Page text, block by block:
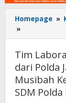
Homepage »
»
Forensik
Mabes
Polri
dari
Polda
Tim
dari Polda
Musibah
SDM Polda